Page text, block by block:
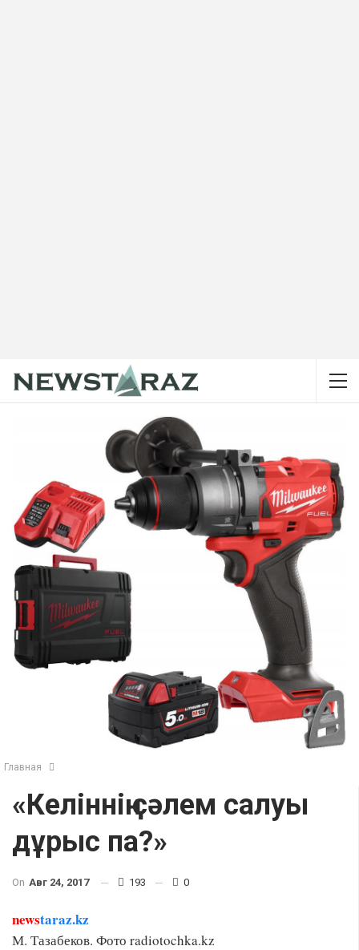
Главная
«Келіннің сәлем салуы
дұрыс па?»
On Авг 24, 2017 193 0
newstaraz.kz
М. Тазабеков. Фото radiotochka.kz